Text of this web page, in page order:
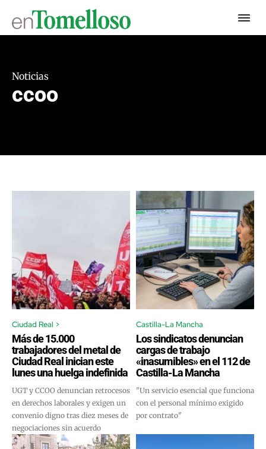
Noticias
ccoo
Ciudad Real >
Más de 15.000
trabajadores del metal de
Ciudad Real inician este
lunes una huelga indefinida
UGT y CCOO denuncian retrocesos
en derechos laborales y exigen un
convenio digno tras diez meses de
negociaciones sin acuerdo
Castilla-La Mancha
Los sindicatos denuncian
cargas de trabajo
«inasumibles» en el 112 de
Castilla-La Mancha
"Un servicio esencial que funciona
con el personal mínimo exigido
por contrato"